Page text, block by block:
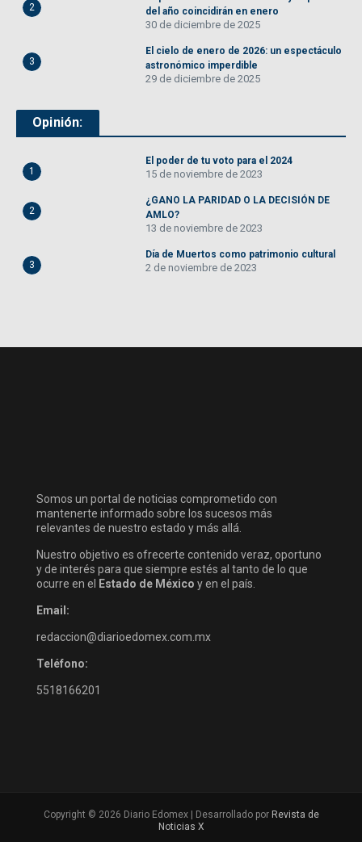
2
del año coincidirán en enero
30 de diciembre de 2025
3
El cielo de enero de 2026: un espectáculo
astronómico imperdible
29 de diciembre de 2025
Opinión:
1
El poder de tu voto para el 2024
15 de noviembre de 2023
2
¿GANO LA PARIDAD O LA DECISIÓN DE
AMLO?
13 de noviembre de 2023
3
Día de Muertos como patrimonio cultural
2 de noviembre de 2023
Somos un portal de noticias comprometido con
mantenerte informado sobre los sucesos más
relevantes de nuestro estado y más allá.
Nuestro objetivo es ofrecerte contenido veraz, oportuno
y de interés para que siempre estés al tanto de lo que
ocurre en el
Estado de México y en el país.
Email:
redaccion@diarioedomex.com.mx
Teléfono:
5518166201
Copyright © 2026 Diario Edomex | Desarrollado por Revista de
Noticias X